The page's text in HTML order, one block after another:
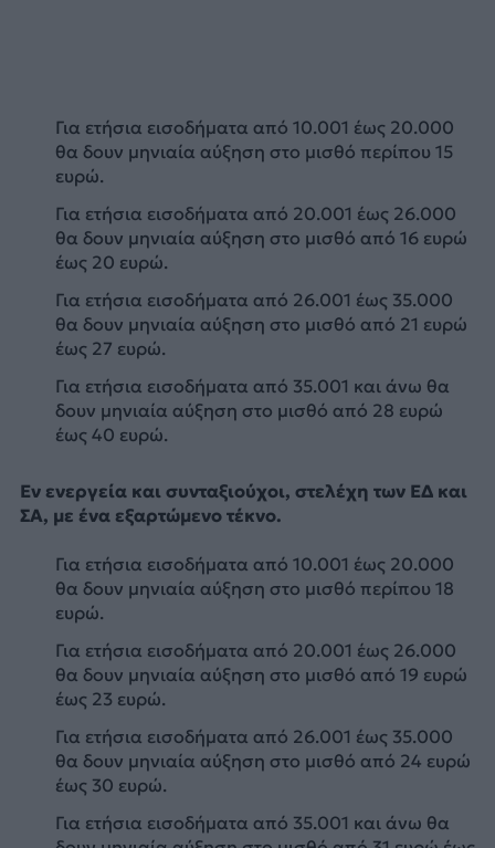
Για ετήσια εισοδήματα από 10.001 έως 20.000
θα δουν μηνιαία αύξηση στο μισθό περίπου 15
ευρώ.
Για ετήσια εισοδήματα από 20.001 έως 26.000
θα δουν μηνιαία αύξηση στο μισθό από 16 ευρώ
έως 20 ευρώ.
Για ετήσια εισοδήματα από 26.001 έως 35.000
θα δουν μηνιαία αύξηση στο μισθό από 21 ευρώ
έως 27 ευρώ.
Για ετήσια εισοδήματα από 35.001 και άνω θα
δουν μηνιαία αύξηση στο μισθό από 28 ευρώ
έως 40 ευρώ.
Εν ενεργεία και συνταξιούχοι, στελέχη των ΕΔ και
ΣΑ, με ένα εξαρτώμενο τέκνο.
Για ετήσια εισοδήματα από 10.001 έως 20.000
θα δουν μηνιαία αύξηση στο μισθό περίπου 18
ευρώ.
Για ετήσια εισοδήματα από 20.001 έως 26.000
θα δουν μηνιαία αύξηση στο μισθό από 19 ευρώ
έως 23 ευρώ.
Για ετήσια εισοδήματα από 26.001 έως 35.000
θα δουν μηνιαία αύξηση στο μισθό από 24 ευρώ
έως 30 ευρώ.
Για ετήσια εισοδήματα από 35.001 και άνω θα